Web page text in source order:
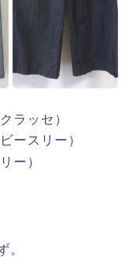
ラッセ）
ースリー）
ー）
。